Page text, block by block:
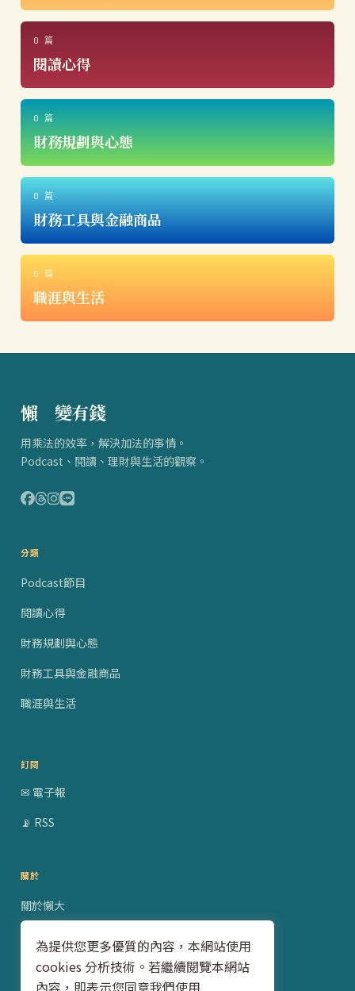
0 篇
閱讀心得
0 篇
財務規劃與心態
0 篇
財務工具與金融商品
0 篇
職涯與生活
懶得 變有錢
用乘法的效率，解決加法的事情。
Podcast、閱讀、理財與生活的觀察。
分類
Podcast節目
閱讀心得
財務規劃與心態
財務工具與金融商品
職涯與生活
訂閱
✉ 電子報
📡 RSS
關於
關於懶大
隱私權政策
為提供您更多優質的內容，本網站使用
cookies 分析技術。若繼續閱覽本網站
內容，即表示您同意我們使用